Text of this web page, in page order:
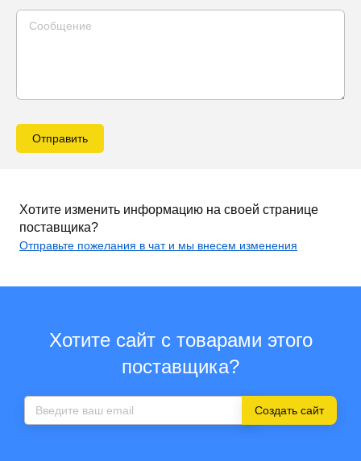
Отправить
Хотите изменить информацию на своей странице
поставщика?
Отправьте пожелания в чат и мы внесем изменения
Хотите сайт с товарами этого
поставщика?
Создать сайт